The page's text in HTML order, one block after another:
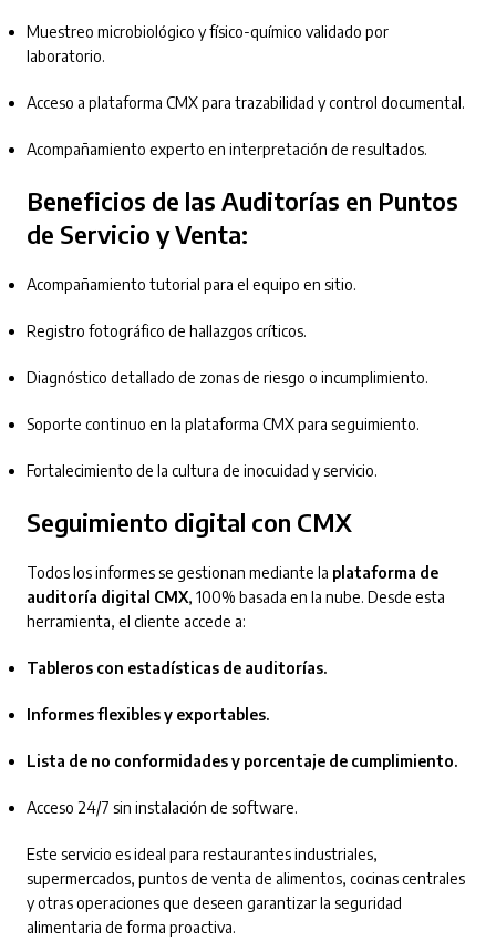
Muestreo microbiológico y físico-químico validado por
laboratorio.
Acceso a plataforma CMX para trazabilidad y control documental.
Acompañamiento experto en interpretación de resultados.
Beneficios de las Auditorías en Puntos
de Servicio y Venta:
Acompañamiento tutorial para el equipo en sitio.
Registro fotográfico de hallazgos críticos.
Diagnóstico detallado de zonas de riesgo o incumplimiento.
Soporte continuo en la plataforma CMX para seguimiento.
Fortalecimiento de la cultura de inocuidad y servicio.
Seguimiento digital con CMX
Todos los informes se gestionan mediante la plataforma de
auditoría digital CMX, 100% basada en la nube. Desde esta
herramienta, el cliente accede a:
Tableros con estadísticas de auditorías.
Informes flexibles y exportables.
Lista de no conformidades y porcentaje de cumplimiento.
Acceso 24/7 sin instalación de software.
Este servicio es ideal para restaurantes industriales,
supermercados, puntos de venta de alimentos, cocinas centrales
y otras operaciones que deseen garantizar la seguridad
alimentaria de forma proactiva.